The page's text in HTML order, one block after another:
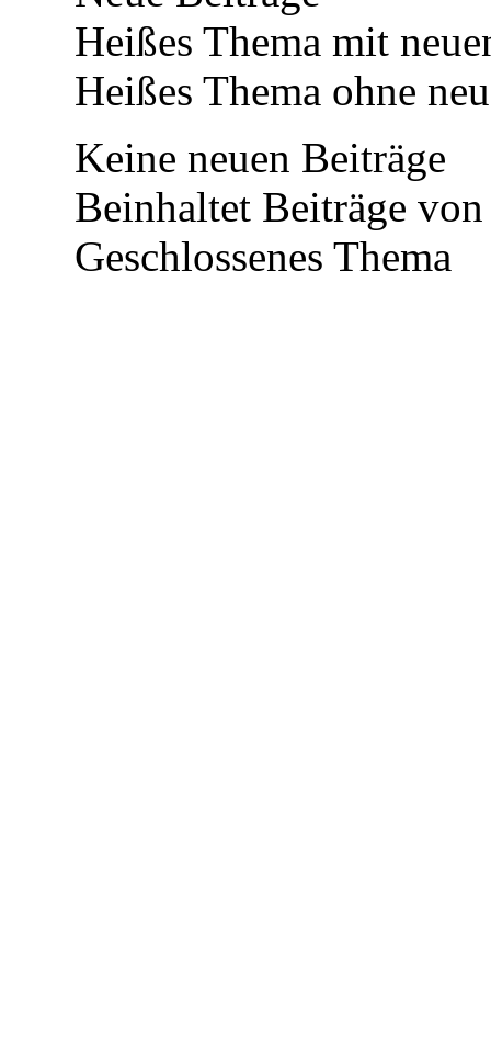
Heißes Thema mit
Heißes Thema ohne
Keine neuen Beiträge
Beinhaltet Beiträge
Geschlossenes Thema